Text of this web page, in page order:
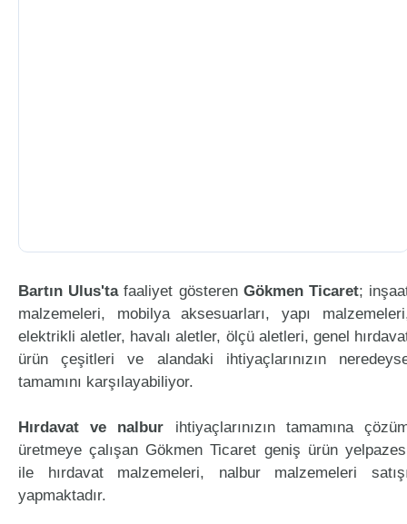
Bartın Ulus'tafaaliyet gösteren Gökmen Ticaret;
malzemeleri, mobilya aksesuarları, yapı
elektrikli aletler, havalı aletler, ölçü aletleri, genel
ürün çeşitleri ve alandaki ihtiyaçlarınızın
tamamını karşılayabiliyor.
Hırdavat ve nalbur ihtiyaçlarınızın tamamına
üretmeye çalışan Gökmen Ticaret geniş ürün
ile hırdavat malzemeleri, nalbur malzemeleri
yapmaktadır.